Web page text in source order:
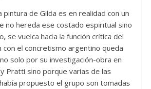
pintura de Gilda es en realidad con un
no hereda ese costado espiritual sino
se vuelca hacia la función crítica del
con el concretismo argentino queda
solo por su investigación-obra en
Pratti sino porque varias de las
propuesto el grupo son tomadas